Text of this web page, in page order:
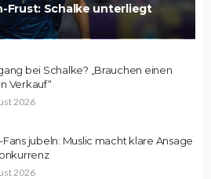
Frust: Schalke unterliegt
bei Schalke? „Brauchen einen
Verkauf“
2026
jubeln: Muslic macht klare Ansage
2026